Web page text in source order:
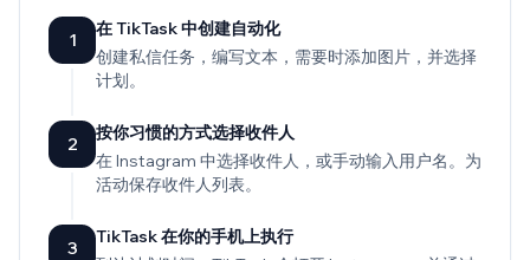
1
在 TikTask 中创建自动化
创建私信任务，编写文本，需要时添加图片，并选择
计划。
2
按你习惯的方式选择收件人
在 Instagram 中选择收件人，或手动输入用户名。为
活动保存收件人列表。
3
TikTask 在你的手机上执行